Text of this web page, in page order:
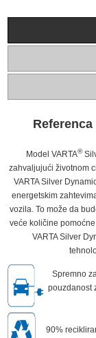
Model VARTA®
zahvaljujući životnom
VARTA Silver
energetskim
vozila. To može da
veće količine
VARTA Silver
Spremno
pouzdanost
90%